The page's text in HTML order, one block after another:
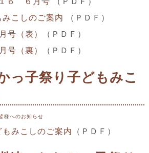
こしのご案内
（ＰＤＦ）
号（表）
（ＰＤＦ）
号（裏）
（ＰＤＦ）
っ子祭り子どもみこ
様へのお知らせ
みこしのご案内 （ＰＤＦ）